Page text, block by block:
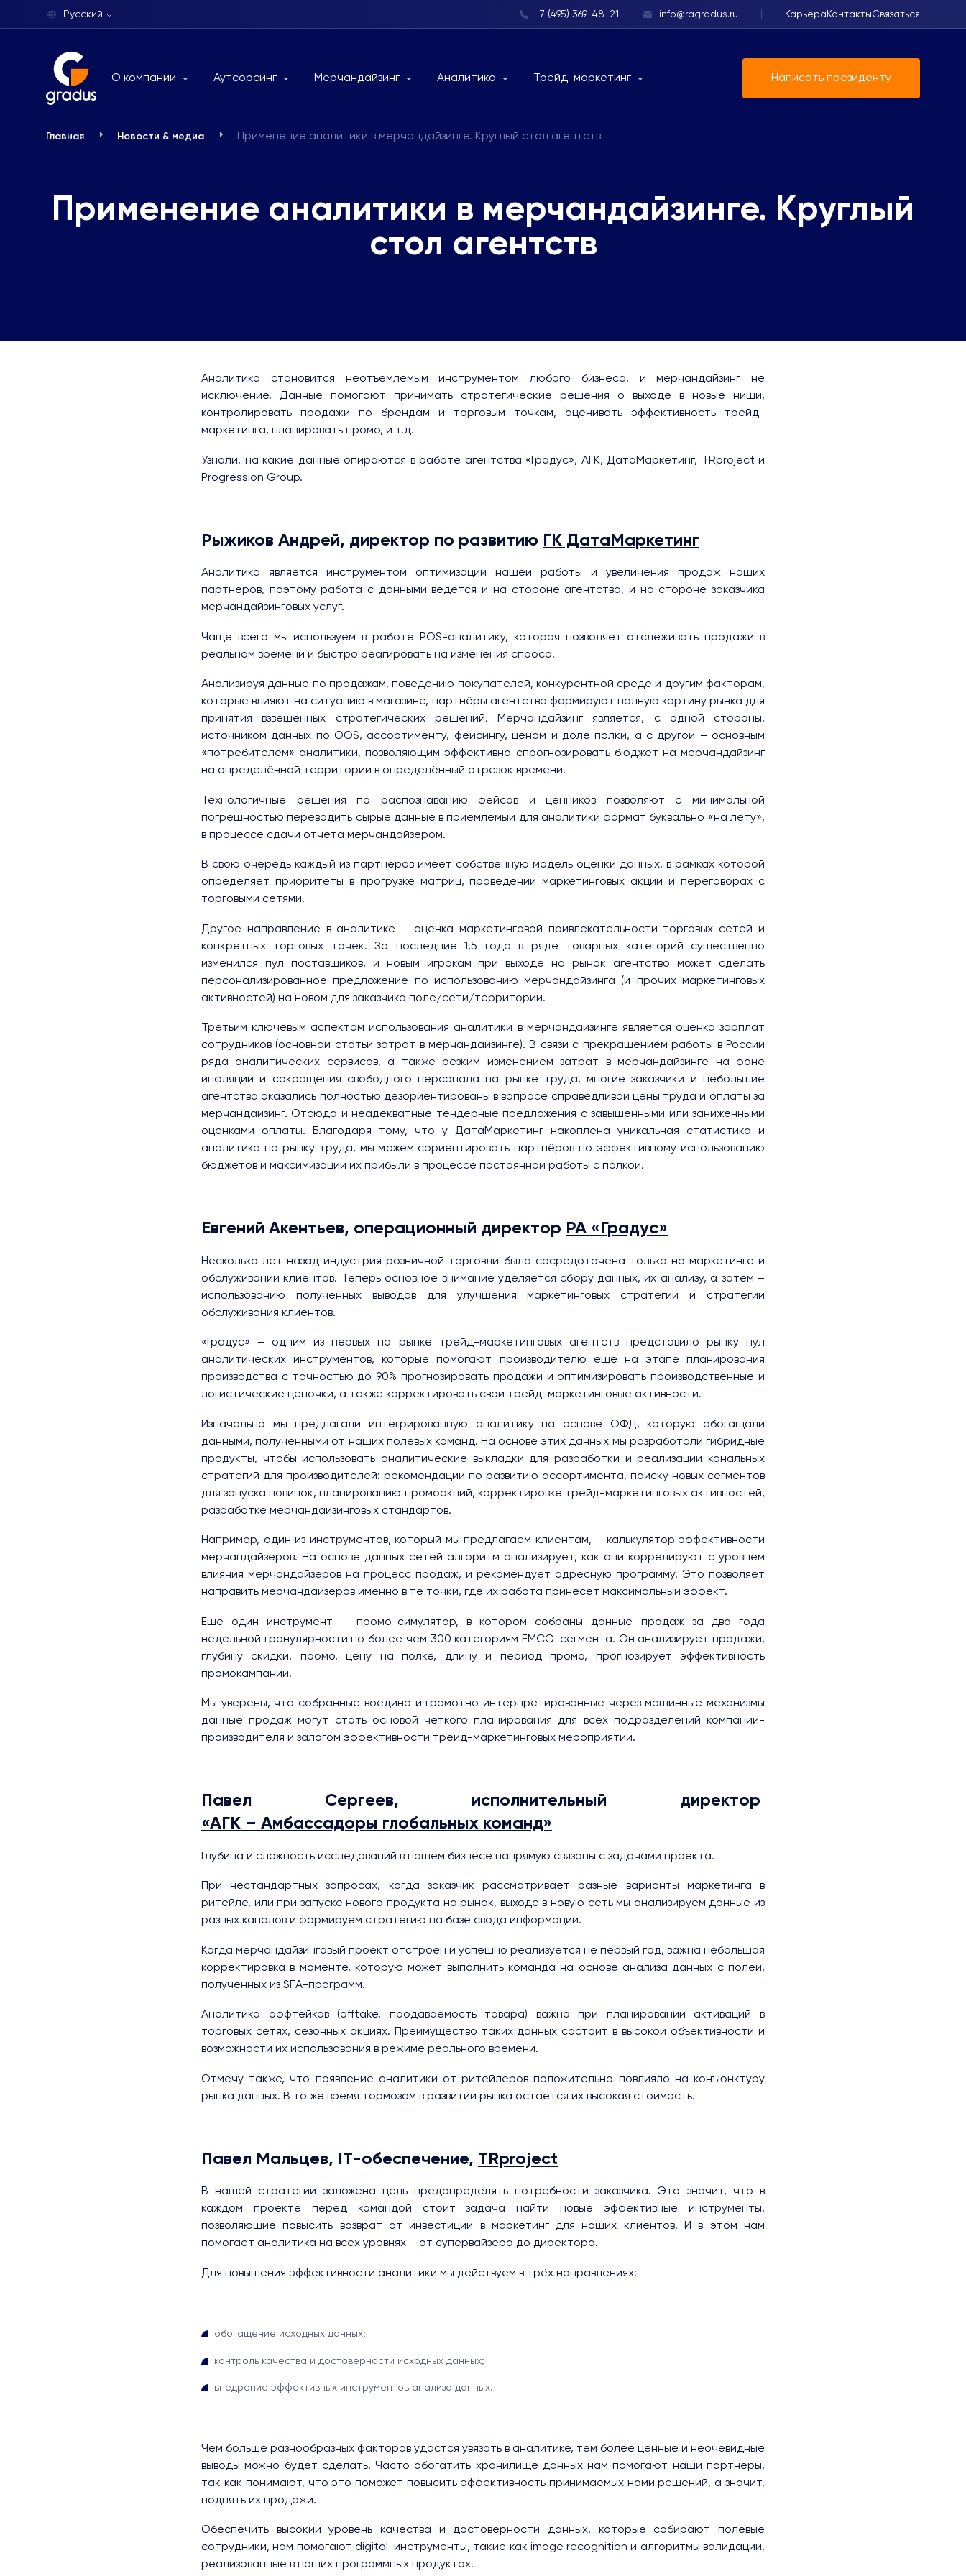
Русский +7 (495) 369-48-21 info@ragradus.ru Карьера КонтактыСвязаться
О компании Аутсорсинг Мерчандайзинг Аналитика Трейд-маркетинг Написать президенту
Главная Новости & медиа Применение аналитики в мерчандайзинге. Круглый стол агентств
Применение аналитики в мерчандайзинге. Круглый
стол агентств
Аналитика становится неотъемлемым инструментом любого бизнеса, и мерчандайзинг не
исключение. Данные помогают принимать стратегические решения о выходе в новые ниши,
контролировать продажи по брендам и торговым точкам, оценивать эффективность трейд-
маркетинга, планировать промо, и т.д.
Узнали, на какие данные опираются в работе агентства «Градус», АГК, ДатаМаркетинг, TRproject и
Progression Group.
Рыжиков Андрей, директор по развитию ГК ДатаМаркетинг
Аналитика является инструментом оптимизации нашей работы и увеличения продаж наших
партнёров, поэтому работа с данными ведется и на стороне агентства, и на стороне заказчика
мерчандайзинговых услуг.
Чаще всего мы используем в работе POS-аналитику, которая позволяет отслеживать продажи в
реальном времени и быстро реагировать на изменения спроса.
Анализируя данные по продажам, поведению покупателей, конкурентной среде и другим факторам,
которые влияют на ситуацию в магазине, партнёры агентства формируют полную картину рынка для
принятия взвешенных стратегических решений. Мерчандайзинг является, с одной стороны,
источником данных по OOS, ассортименту, фейсингу, ценам и доле полки, а с другой – основным
«потребителем» аналитики, позволяющим эффективно спрогнозировать бюджет на мерчандайзинг
на определённой территории в определённый отрезок времени.
Технологичные решения по распознаванию фейсов и ценников позволяют с минимальной
погрешностью переводить сырые данные в приемлемый для аналитики формат буквально «на лету»,
в процессе сдачи отчёта мерчандайзером.
В свою очередь каждый из партнёров имеет собственную модель оценки данных, в рамках которой
определяет приоритеты в прогрузке матриц, проведении маркетинговых акций и переговорах с
торговыми сетями.
Другое направление в аналитике – оценка маркетинговой привлекательности торговых сетей и
конкретных торговых точек. За последние 1,5 года в ряде товарных категорий существенно
изменился пул поставщиков, и новым игрокам при выходе на рынок агентство может сделать
персонализированное предложение по использованию мерчандайзинга (и прочих маркетинговых
активностей) на новом для заказчика поле/сети/территории.
Третьим ключевым аспектом использования аналитики в мерчандайзинге является оценка зарплат
сотрудников (основной статьи затрат в мерчандайзинге). В связи с прекращением работы в России
ряда аналитических сервисов, а также резким изменением затрат в мерчандайзинге на фоне
инфляции и сокращения свободного персонала на рынке труда, многие заказчики и небольшие
агентства оказались полностью дезориентированы в вопросе справедливой цены труда и оплаты за
мерчандайзинг. Отсюда и неадекватные тендерные предложения с завышенными или заниженными
оценками оплаты. Благодаря тому, что у ДатаМаркетинг накоплена уникальная статистика и
аналитика по рынку труда, мы можем сориентировать партнёров по эффективному использованию
бюджетов и максимизации их прибыли в процессе постоянной работы с полкой.
Евгений Акентьев, операционный директор РА «Градус»
Несколько лет назад индустрия розничной торговли была сосредоточена только на маркетинге и
обслуживании клиентов. Теперь основное внимание уделяется сбору данных, их анализу, а затем –
использованию полученных выводов для улучшения маркетинговых стратегий и стратегий
обслуживания клиентов.
«Градус» – одним из первых на рынке трейд-маркетинговых агентств представило рынку пул
аналитических инструментов, которые помогают производителю еще на этапе планирования
производства с точностью до 90% прогнозировать продажи и оптимизировать производственные и
логистические цепочки, а также корректировать свои трейд-маркетинговые активности.
Изначально мы предлагали интегрированную аналитику на основе ОФД, которую обогащали
данными, полученными от наших полевых команд. На основе этих данных мы разработали гибридные
продукты, чтобы использовать аналитические выкладки для разработки и реализации канальных
стратегий для производителей: рекомендации по развитию ассортимента, поиску новых сегментов
для запуска новинок, планированию промоакций, корректировке трейд-маркетинговых активностей,
разработке мерчандайзинговых стандартов.
Например, один из инструментов, который мы предлагаем клиентам, – калькулятор эффективности
мерчандайзеров. На основе данных сетей алгоритм анализирует, как они коррелируют с уровнем
влияния мерчандайзеров на процесс продаж, и рекомендует адресную программу. Это позволяет
направить мерчандайзеров именно в те точки, где их работа принесет максимальный эффект.
Еще один инструмент – промо-симулятор, в котором собраны данные продаж за два года
недельной гранулярности по более чем 300 категориям FMCG-сегмента. Он анализирует продажи,
глубину скидки, промо, цену на полке, длину и период промо, прогнозирует эффективность
промокампании.
Мы уверены, что собранные воедино и грамотно интерпретированные через машинные механизмы
данные продаж могут стать основой четкого планирования для всех подразделений компании-
производителя и залогом эффективности трейд-маркетинговых мероприятий.
Павел Сергеев, исполнительный директор
«АГК – Амбассадоры глобальных команд»
Глубина и сложность исследований в нашем бизнесе напрямую связаны с задачами проекта.
При нестандартных запросах, когда заказчик рассматривает разные варианты маркетинга в
ритейле, или при запуске нового продукта на рынок, выходе в новую сеть мы анализируем данные из
разных каналов и формируем стратегию на базе свода информации.
Когда мерчандайзинговый проект отстроен и успешно реализуется не первый год, важна небольшая
корректировка в моменте, которую может выполнить команда на основе анализа данных с полей,
полученных из SFA-программ.
Аналитика оффтейков (offtake, продаваемость товара) важна при планировании активаций в
торговых сетях, сезонных акциях. Преимущество таких данных состоит в высокой объективности и
возможности их использования в режиме реального времени.
Отмечу также, что появление аналитики от ритейлеров положительно повлияло на конъюнктуру
рынка данных. В то же время тормозом в развитии рынка остается их высокая стоимость.
Павел Мальцев, IT-обеспечение, TRproject
В нашей стратегии заложена цель предопределять потребности заказчика. Это значит, что в
каждом проекте перед командой стоит задача найти новые эффективные инструменты,
позволяющие повысить возврат от инвестиций в маркетинг для наших клиентов. И в этом нам
помогает аналитика на всех уровнях – от супервайзера до директора.
Для повышения эффективности аналитики мы действуем в трёх направлениях:
обогащение исходных данных;
контроль качества и достоверности исходных данных;
внедрение эффективных инструментов анализа данных.
Чем больше разнообразных факторов удастся увязать в аналитике, тем более ценные и неочевидные
выводы можно будет сделать. Часто обогатить хранилище данных нам помогают наши партнёры,
так как понимают, что это поможет повысить эффективность принимаемых нами решений, а значит,
поднять их продажи.
Обеспечить высокий уровень качества и достоверности данных, которые собирают полевые
сотрудники, нам помогают digital-инструменты, такие как image recognition и алгоритмы валидации,
реализованные в наших программных продуктах.